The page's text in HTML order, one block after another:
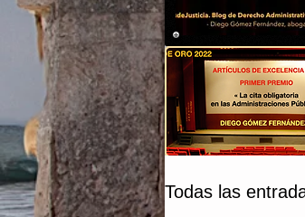
Todas las